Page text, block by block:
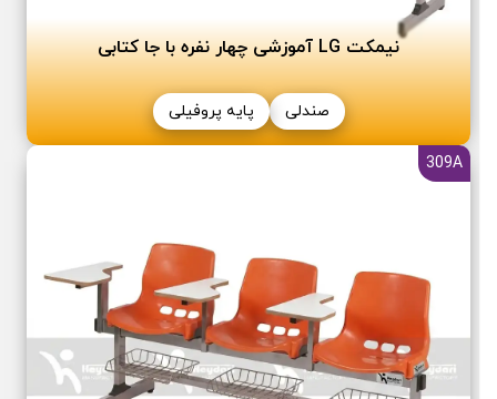
نیمکت LG آموزشی چهار نفره با جا کتابی
صندلی پایه پروفیلی
309A